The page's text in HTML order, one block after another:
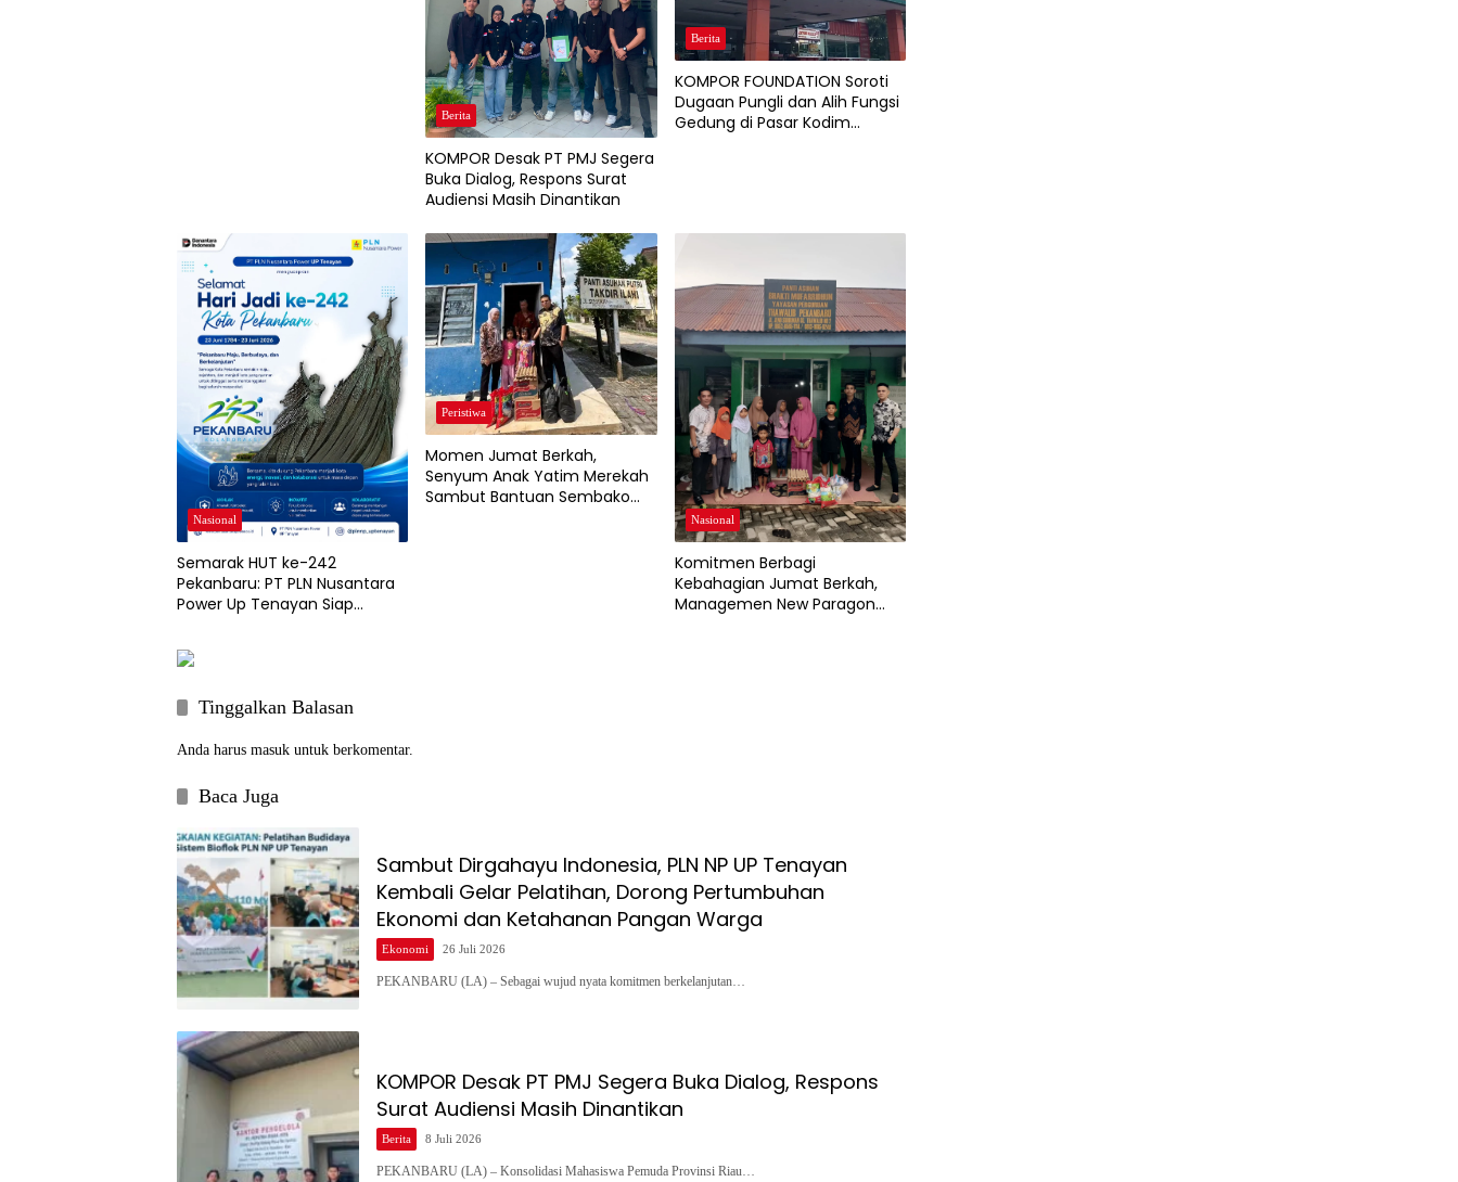
Berita
KOMPOR Desak PT PMJ Segera
Buka Dialog, Respons Surat
Audiensi Masih Dinantikan
Berita
KOMPOR FOUNDATION Soroti
Dugaan Pungli dan Alih Fungsi
Gedung di Pasar Kodim
Nasional
Semarak HUT ke-242
Pekanbaru: PT PLN Nusantara
Power Up Tenayan Siap
Pembangunan Kota Bertuah
Peristiwa
Momen Jumat Berkah,
Senyum Anak Yatim Merekah
Sambut Bantuan Sembako
Nasional
Komitmen Berbagi
Kebahagian Jumat Berkah,
Managemen New Paragon
Tinggalkan Balasan
Anda harus masuk untuk berkomentar.
Baca Juga
Sambut Dirgahayu Indonesia, PLN NP UP Tenayan
Kembali Gelar Pelatihan, Dorong Pertumbuhan
Ekonomi dan Ketahanan Pangan Warga
Ekonomi 26 Juli 2026
PEKANBARU (LA) – Sebagai wujud nyata komitmen berkelanjutan…
KOMPOR Desak PT PMJ Segera Buka Dialog, Respons
Surat Audiensi Masih Dinantikan
Berita 8 Juli 2026
PEKANBARU (LA) – Konsolidasi Mahasiswa Pemuda Provinsi Riau…